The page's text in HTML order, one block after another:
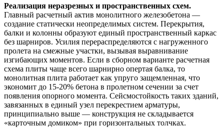
Реализация неразрезных и пространственных схем.
Главный расчетный актив монолитного железобетона —
создание статически неопределимых систем. Перекрытия,
балки и колонны образуют единый пространственный каркас
без шарниров. Усилия перераспределяются с нагруженного
пролета на смежные участки, вызывая выравнивание
изгибающих моментов. Если в сборном варианте расчетная
схема плиты чаще всего шарнирно опертая балка, то
монолитная плита работает как упруго защемленная, что
экономит до 15-20% бетона в пролетном сечении за счет
появления опорного момента. Сейсмостойкость таких зданий,
завязанных в единый узел перекрестием арматуры,
принципиально выше — конструкция не складывается
«карточным домиком» при горизонтальных толчках.